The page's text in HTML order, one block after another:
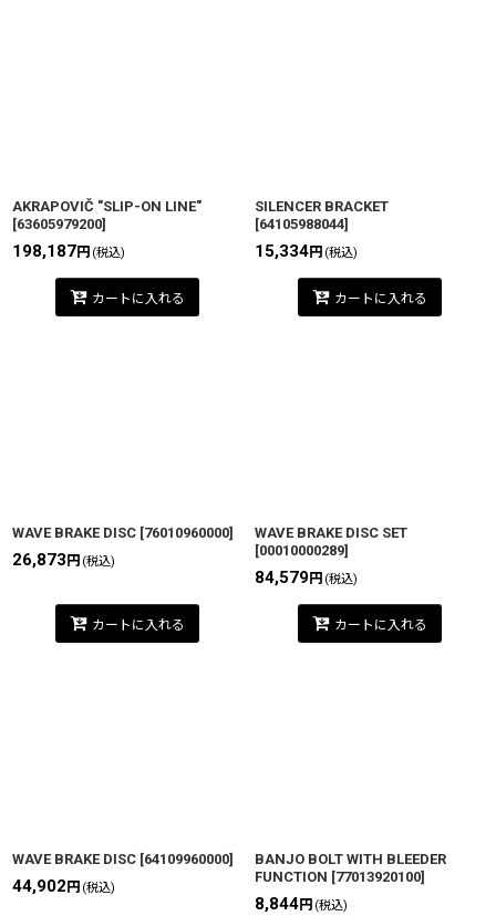
AKRAPOVIČ "SLIP-ON LINE"
[63605979200]
198,187円 (税込)
カートに入れる
SILENCER BRACKET
[64105988044]
15,334円 (税込)
カートに入れる
WAVE BRAKE DISC [76010960000]
26,873 円 (税込)
カートに入れる
WAVE BRAKE DISC SET
[00010000289]
84,579円 (税込)
カートに入れる
WAVE BRAKE DISC [64109960000]
44,902 円 (税込)
BANJO BOLT WITH BLEEDER
FUNCTION [77013920100]
8,844円 (税込)